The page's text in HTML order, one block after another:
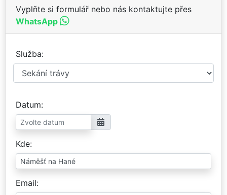
Vyplňte si formulář nebo nás kontaktujte přes
WhatsApp
Služba
Datum
Kde
Email